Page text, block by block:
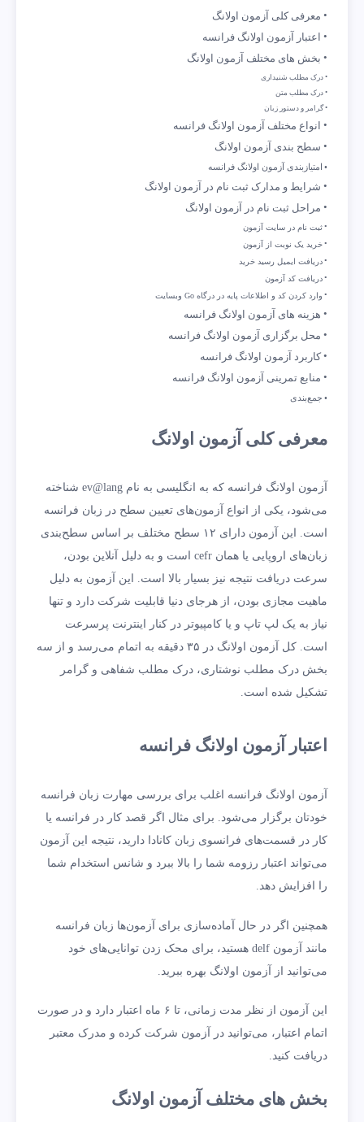
معرفی کلی آزمون اولانگ
اعتبار آزمون اولانگ فرانسه
بخش های مختلف آزمون اولانگ
درک مطلب شنیداری
درک مطلب متن
گرامر و دستور زبان
انواع مختلف آزمون اولانگ فرانسه
سطح بندی آزمون اولانگ
امتیازبندی آزمون اولانگ فرانسه
شرایط و مدارک ثبت نام در آزمون اولانگ
مراحل ثبت نام در آزمون اولانگ
ثبت نام در سایت آزمون
خرید یک نوبت از آزمون
دریافت ایمیل رسید خرید
دریافت کد آزمون
وارد کردن کد و اطلاعات پایه در درگاه Go وبسایت
هزینه های آزمون اولانگ فرانسه
محل برگزاری آزمون اولانگ فرانسه
کاربرد آزمون اولانگ فرانسه
منابع تمرینی آزمون اولانگ فرانسه
جمع‌بندی
معرفی کلی آزمون اولانگ
آزمون اولانگ فرانسه که به انگلیسی به نام ev@lang شناخته
می‌شود، یکی از انواع آزمون‌های تعیین سطح در زبان فرانسه
است. این آزمون دارای ۱۲ سطح مختلف بر اساس سطح‌بندی
زبان‌های اروپایی یا همان cefr است و به دلیل آنلاین بودن،
سرعت دریافت نتیجه نیز بسیار بالا است. این آزمون به دلیل
ماهیت مجازی بودن، از هرجای دنیا قابلیت شرکت دارد و تنها
نیاز به یک لپ تاپ و یا کامپیوتر در کنار اینترنت پرسرعت
است. کل آزمون اولانگ در ۳۵ دقیقه به اتمام می‌رسد و از سه
بخش درک مطلب نوشتاری، درک مطلب شفاهی و گرامر
تشکیل شده است.
اعتبار آزمون اولانگ فرانسه
آزمون اولانگ فرانسه اغلب برای بررسی مهارت زبان فرانسه
خودتان برگزار می‌شود. برای مثال اگر قصد کار در فرانسه یا
کار در قسمت‌های فرانسوی زبان کانادا دارید، نتیجه این آزمون
می‌تواند اعتبار رزومه شما را بالا ببرد و شانس استخدام شما
را افزایش دهد.
همچنین اگر در حال آماده‌سازی برای آزمون‌ها زبان فرانسه
مانند آزمون delf هستید، برای محک زدن توانایی‌های خود
می‌توانید از آزمون اولانگ بهره ببرید.
این آزمون از نظر مدت زمانی، تا ۶ ماه اعتبار دارد و در صورت
اتمام اعتبار، می‌توانید در آزمون شرکت کرده و مدرک معتبر
دریافت کنید.
بخش های مختلف آزمون اولانگ